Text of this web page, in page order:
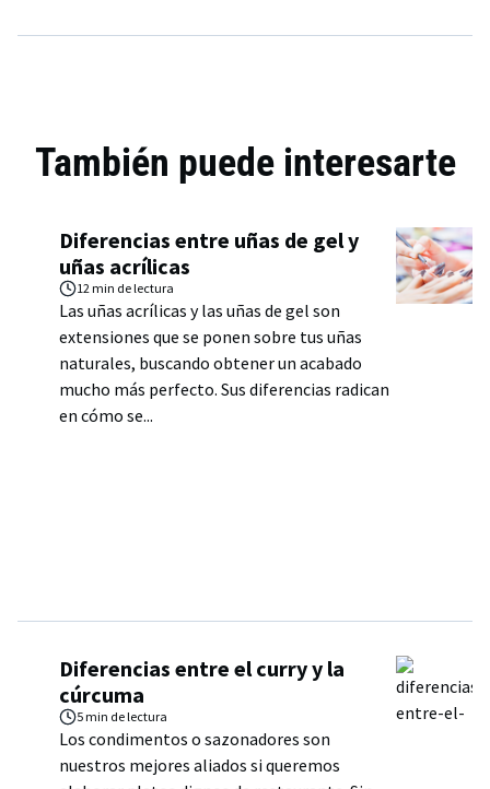
También puede interesarte
Diferencias entre uñas de gel y
uñas acrílicas
12 min de lectura
Las uñas acrílicas y las uñas de gel son
extensiones que se ponen sobre tus uñas
naturales, buscando obtener un acabado
mucho más perfecto. Sus diferencias radican
en cómo se...
Diferencias entre el curry y la
cúrcuma
5 min de lectura
Los condimentos o sazonadores son
nuestros mejores aliados si queremos